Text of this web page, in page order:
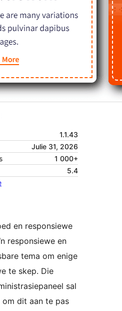
1.1.43
Julie 31, 2026
1 000+
5.4
en responsiewe
responsiewe en
tema om enige
te skep. Die
sal
dit aan te pas